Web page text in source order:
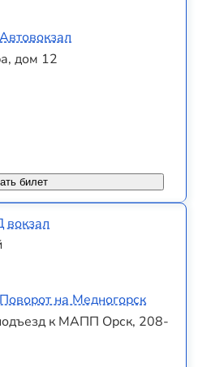
дом 12
билет
вокзал
на Медногорск
к МАПП Орск, 208-